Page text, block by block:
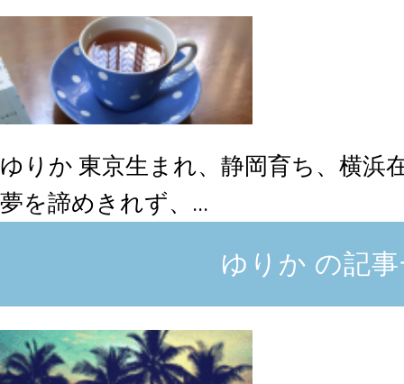
ゆりか 東京生まれ、静岡育ち、横浜
夢を諦めきれず、...
ゆりか の記